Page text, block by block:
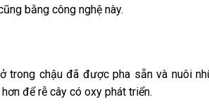
bằng công nghệ này.
trong chậu đã được pha sẵn và nuôi
để rễ cây có oxy phát triển.